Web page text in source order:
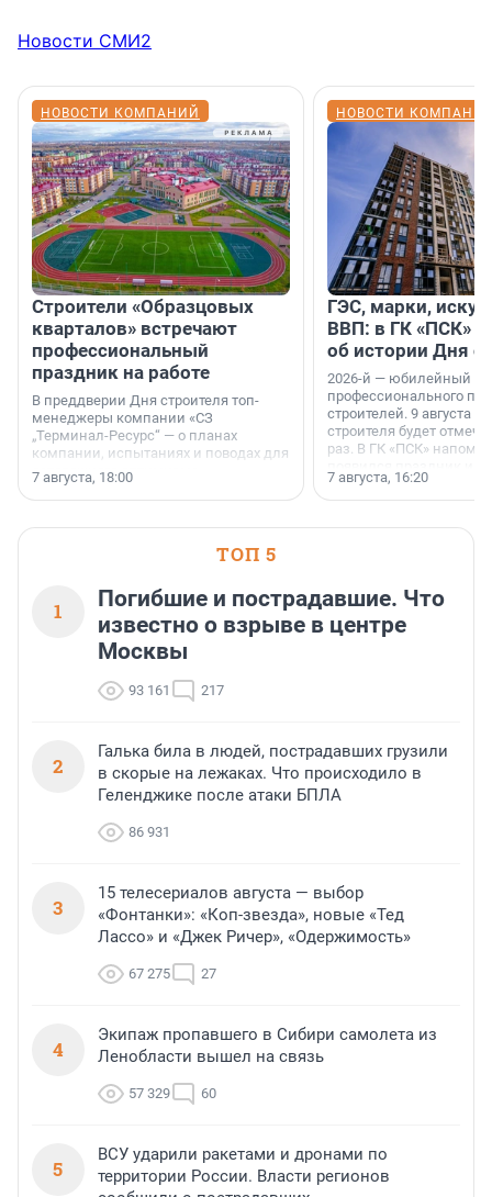
Новости СМИ2
НОВОСТИ КОМПАНИЙ
Строители «Образцовых
кварталов» встречают
профессиональный
праздник на работе
В преддверии Дня строителя топ-
менеджеры компании «СЗ
„Терминал-Ресурс“ — о планах
компании, испытаниях и поводах для
осторожного оптимизма.
7 августа, 18:00
НОВОСТИ
ГЭС, марки,
ВВП: в ГК «ПСК»
об истории Дня
2026-й — юбилейный
профессионального
строителей. 9 августа
строителя будет
раз. В ГК «ПСК»
поменялась роль
7 августа, 16:20
ТОП 5
1
Погибшие и пострадавшие. Что
известно о взрыве в центре
Москвы
93 161 217
2
Галька била в людей, пострадавших грузили
в скорые на лежаках. Что происходило в
Геленджике после атаки БПЛА
86 931
3
15 телесериалов августа — выбор
«Фонтанки»: «Коп-звезда», новые «Тед
Лассо» и «Джек Ричер», «Одержимость»
67 275 27
4
Экипаж пропавшего в Сибири самолета из
Ленобласти вышел на связь
57 329 60
5
ВСУ ударили ракетами и дронами по
территории России. Власти регионов